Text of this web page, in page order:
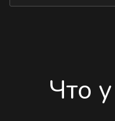
Что